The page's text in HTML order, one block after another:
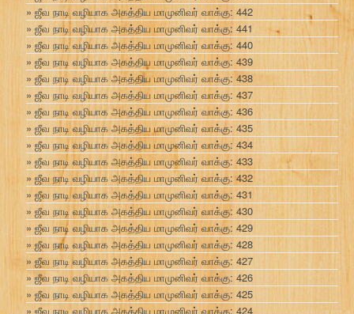
ஜீவ நாடி வழியாக அகத்திய மாமுனிவர் வாக்கு: 442
ஜீவ நாடி வழியாக அகத்திய மாமுனிவர் வாக்கு: 441
ஜீவ நாடி வழியாக அகத்திய மாமுனிவர் வாக்கு: 440
ஜீவ நாடி வழியாக அகத்திய மாமுனிவர் வாக்கு: 439
ஜீவ நாடி வழியாக அகத்திய மாமுனிவர் வாக்கு: 438
ஜீவ நாடி வழியாக அகத்திய மாமுனிவர் வாக்கு: 437
ஜீவ நாடி வழியாக அகத்திய மாமுனிவர் வாக்கு: 436
ஜீவ நாடி வழியாக அகத்திய மாமுனிவர் வாக்கு: 435
ஜீவ நாடி வழியாக அகத்திய மாமுனிவர் வாக்கு: 434
ஜீவ நாடி வழியாக அகத்திய மாமுனிவர் வாக்கு: 433
ஜீவ நாடி வழியாக அகத்திய மாமுனிவர் வாக்கு: 432
ஜீவ நாடி வழியாக அகத்திய மாமுனிவர் வாக்கு: 431
ஜீவ நாடி வழியாக அகத்திய மாமுனிவர் வாக்கு: 430
ஜீவ நாடி வழியாக அகத்திய மாமுனிவர் வாக்கு: 429
ஜீவ நாடி வழியாக அகத்திய மாமுனிவர் வாக்கு: 428
ஜீவ நாடி வழியாக அகத்திய மாமுனிவர் வாக்கு: 427
ஜீவ நாடி வழியாக அகத்திய மாமுனிவர் வாக்கு: 426
ஜீவ நாடி வழியாக அகத்திய மாமுனிவர் வாக்கு: 425
ஜீவ நாடி வழியாக அகத்திய மாமுனிவர் வாக்கு: 424